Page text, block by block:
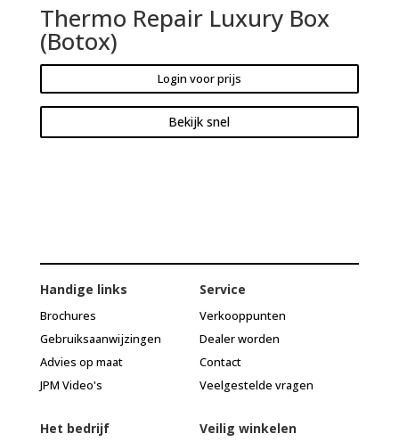
Thermo Repair Luxury Box
(Botox)
Login voor prijs
Bekijk snel
Handige links
Brochures
Gebruiksaanwijzingen
Advies op maat
JPM Video's
Service
Verkooppunten
Dealer worden
Contact
Veelgestelde vragen
Het bedrijf Veilig winkelen